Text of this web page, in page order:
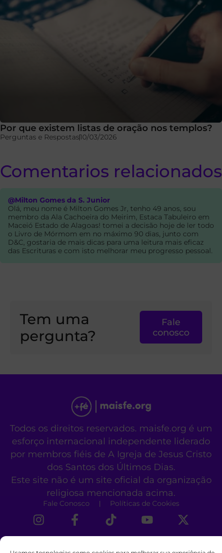
Por que existem listas de oração nos templos?
Perguntas e Respostas10/03/2026
Comentarios relacionados
@Milton Gomes da S. Junior
Olá, meu nome é Milton Gomes Jr, tenho 49 anos, sou
membro da Ala Cachoeira do Meirim, Estaca Tabuleiro em
Maceió Estado de Alagoas! tomei a decisão hoje de ler todo
o Livro de Mórmom em no máximo 90 dias, junto com
D&C, gostaria de mais dicas para uma leitura mais eficaz
das Escrituras e com isto melhorar meu progresso pessoal.
Tem uma
pergunta?
Fale
conosco
Todos os direitos reservados. maisfe.org é um
esforço internacional independente liderado
por membros fiéis de A Igreja de Jesus Cristo
dos Santos dos Últimos Dias.
Este site não é um site oficial da organização
religiosa mencionada acima.
Fale Conosco Políticas de Cookies